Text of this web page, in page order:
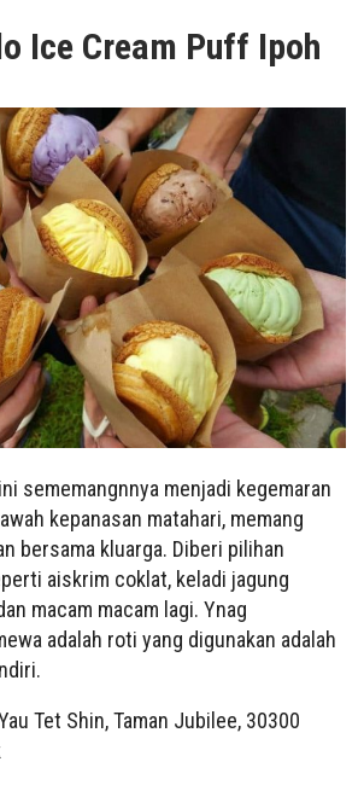
Ice Cream Puff Ipoh
sememangnnya menjadi kegemaran
kepanasan matahari, memang
bersama kluarga. Diberi pilihan
aiskrim coklat, keladi jagung
macam macam lagi. Ynag
adalah roti yang digunakan adalah
Tet Shin, Taman Jubilee, 30300